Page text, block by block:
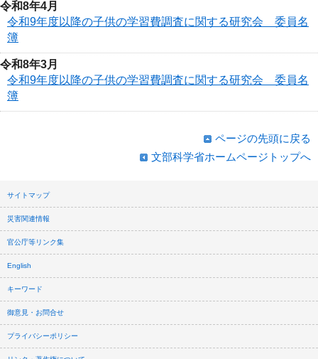
令和8年4月
令和9年度以降の子供の学習費調査に関する研究会 委員名
簿
令和8年3月
令和9年度以降の子供の学習費調査に関する研究会 委員名
簿
ページの先頭に戻る
文部科学省ホームページトップへ
サイトマップ
災害関連情報
官公庁等リンク集
English
キーワード
御意見・お問合せ
プライバシーポリシー